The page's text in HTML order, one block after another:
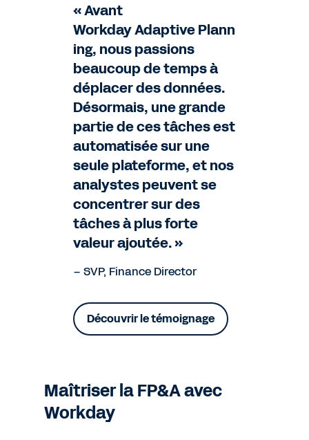
« Avant
Workday Adaptive Plann
ing, nous passions
beaucoup de temps à
déplacer des données.
Désormais, une grande
partie de ces tâches est
automatisée sur une
seule plateforme, et nos
analystes peuvent se
concentrer sur des
tâches à plus forte
valeur ajoutée. »
– SVP, Finance Director
Découvrir le témoignage
Maîtriser la FP&A avec
Workday